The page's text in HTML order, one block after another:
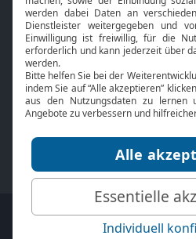
Bibel TV
Über uns
Jobs
Mediadaten
bibeltv.de: